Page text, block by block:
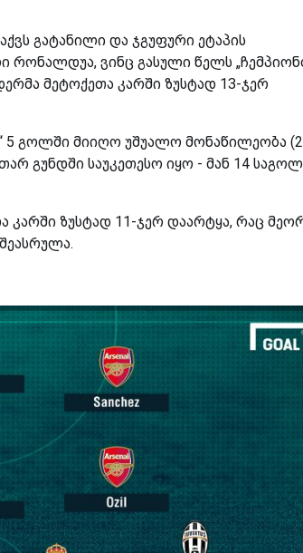
გატანილი და ჯგუფური ეტაპის
ვინც გასული წელს
მეტოქეთა კარში ზუსტად 13-ჯერ
5 გოლში მიიღო უშუალო მონაწილეობა (2
გუნდში საუკეთესო იყო - მან 14
კარში ზუსტად 11-ჯერ დაარტყა, რაც